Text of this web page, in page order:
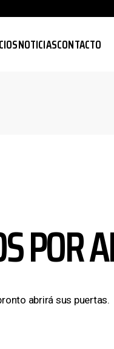
NOTICIASCONTACTO
POR
abrirá sus puertas.